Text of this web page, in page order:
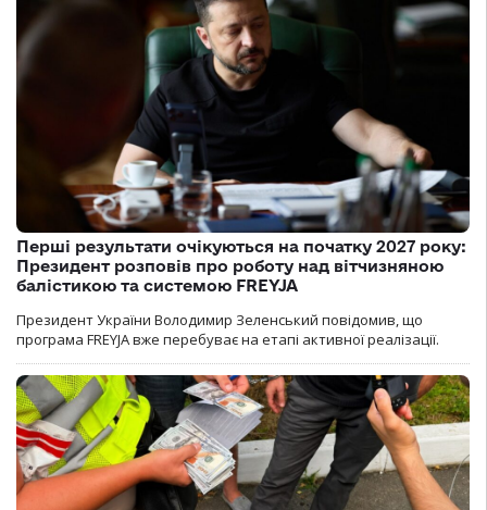
Перші результати очікуються на початку 2027 року:
Президент розповів про роботу над вітчизняною
балістикою та системою FREYJA
Президент України Володимир Зеленський повідомив, що
програма FREYJA вже перебуває на етапі активної реалізації.